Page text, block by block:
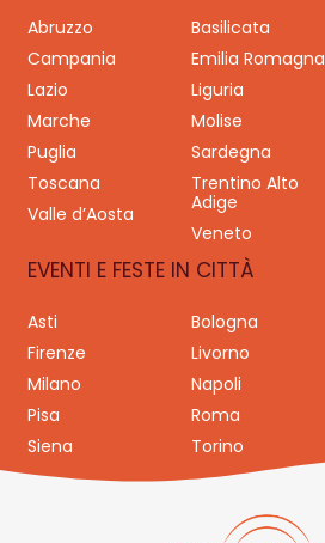
Abruzzo Basilicata
Campania
Emilia Romagna
Lazio
Liguria
Marche
Molise
Puglia
Sardegna
Toscana
Trentino Alto
Adige
Valle d’Aosta
Veneto
EVENTI E FESTE IN CITTÀ
Asti Bologna
Firenze
Livorno
Milano
Napoli
Pisa
Roma
Siena
Torino